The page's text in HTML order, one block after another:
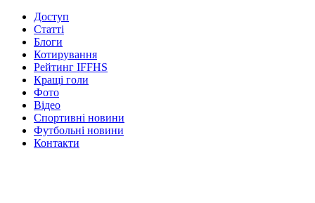
Доступ
Статті
Блоги
Котирування
Рейтинг IFFHS
Кращі голи
Фото
Відео
Спортивні новини
Футбольні новини
Контакти